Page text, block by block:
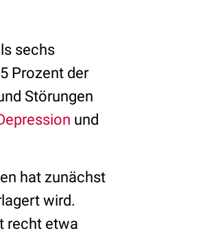
sechs
Prozent der
Störungen
und
hat zunächst
wird.
recht etwa